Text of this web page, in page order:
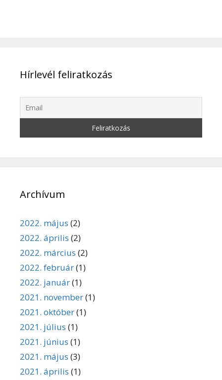
Hírlevél feliratkozás
Archívum
2022. május (2)
2022. április (2)
2022. március (2)
2022. február(1)
2022. január(1)
2021. november(1)
2021. október(1)
2021. július (1)
2021. június (1)
2021. május (3)
2021. április (1)